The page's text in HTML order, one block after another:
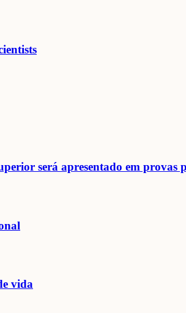
será apresentado em provas
vida